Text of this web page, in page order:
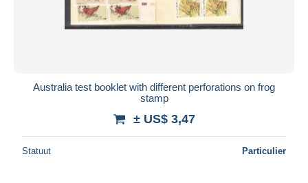
Australia test booklet with different perforations on frog
stamp
± US$ 3,47
Statuut Particulier